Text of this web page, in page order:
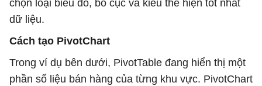
chọn loại biểu đồ, bố cục và kiểu thể hiện tốt nhất
dữ liệu.
Cách tạo PivotChart
Trong ví dụ bên dưới, PivotTable đang hiển thị một
phần số liệu bán hàng của từng khu vực. PivotChart